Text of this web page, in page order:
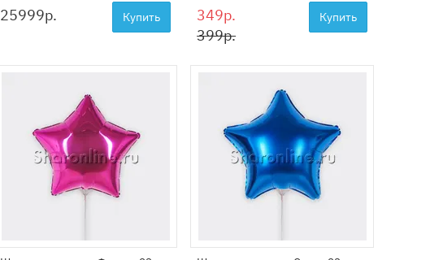
25999р. Купить
349р.
399р.
Купить